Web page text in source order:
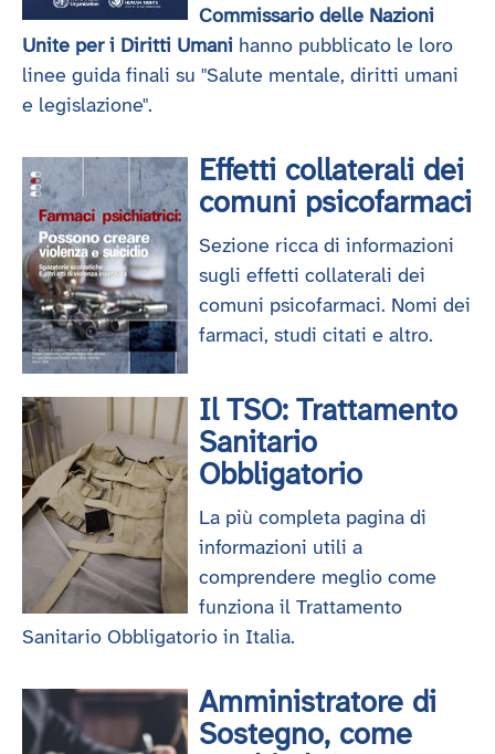
Commissario delle Nazioni
Unite per i Diritti Umani hanno pubblicato le loro
linee guida finali su "Salute mentale, diritti umani
e legislazione".
Effetti collaterali dei
comuni psicofarmaci
Sezione ricca di informazioni
sugli effetti collaterali dei
comuni psicofarmaci. Nomi dei
farmaci, studi citati e altro.
Il TSO: Trattamento
Sanitario
Obbligatorio
La più completa pagina di
informazioni utili a
comprendere meglio come
funziona il Trattamento
Sanitario Obbligatorio in Italia.
Amministratore di
Sostegno, come